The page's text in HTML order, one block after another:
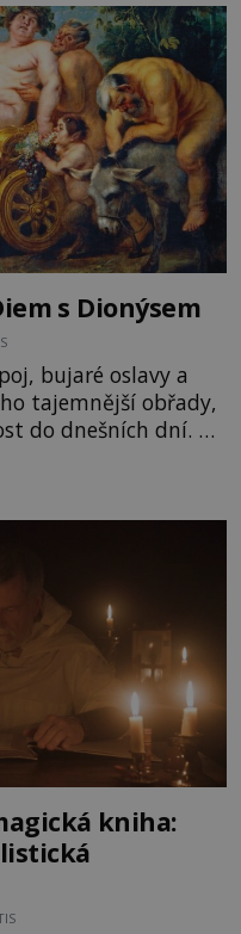
máme namířeno,
templářů. „Do Sk
s Dionýsem
bujaré oslavy a
tajemnější obřady,
do dnešních dní. Co
Římané říkají
kniha: